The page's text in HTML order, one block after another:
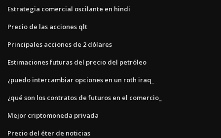
Estrategia comercial oscilante en hindi
Precio de las acciones qlt
Principales acciones de 2 dólares
Estimaciones futuras del precio del petróleo
¿puedo intercambiar opciones en un roth iraq_
¿qué son los contratos de futuros en el comercio_
Mejor criptomoneda privada
Precio del éter de noticias